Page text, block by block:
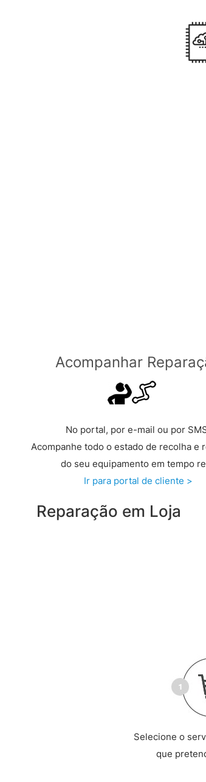
Acompanhar
No portal, por e-mail ou por
Acompanhe todo o estado de recolha e
do seu equipamento em tempo
Ir para portal de cliente >
Reparação em Loja
Selecione o
que